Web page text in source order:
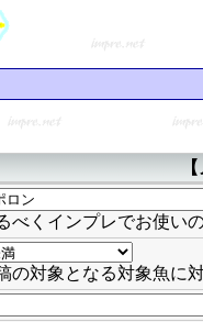
べくインプレでお使い
の対象となる対象魚に